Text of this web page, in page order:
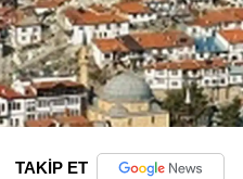
TAKİP ET